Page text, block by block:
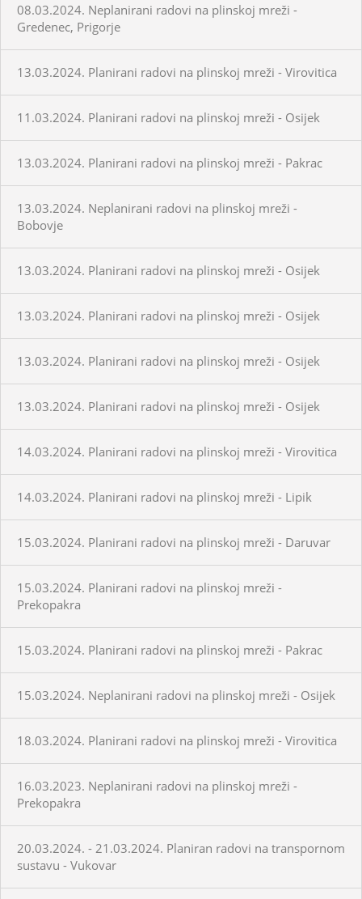
08.03.2024. Neplanirani radovi na plinskoj mreži -
Gredenec, Prigorje
13.03.2024. Planirani radovi na plinskoj mreži - Virovitica
11.03.2024. Planirani radovi na plinskoj mreži - Osijek
13.03.2024. Planirani radovi na plinskoj mreži - Pakrac
13.03.2024. Neplanirani radovi na plinskoj mreži -
Bobovje
13.03.2024. Planirani radovi na plinskoj mreži - Osijek
13.03.2024. Planirani radovi na plinskoj mreži - Osijek
13.03.2024. Planirani radovi na plinskoj mreži - Osijek
13.03.2024. Planirani radovi na plinskoj mreži - Osijek
14.03.2024. Planirani radovi na plinskoj mreži - Virovitica
14.03.2024. Planirani radovi na plinskoj mreži - Lipik
15.03.2024. Planirani radovi na plinskoj mreži - Daruvar
15.03.2024. Planirani radovi na plinskoj mreži -
Prekopakra
15.03.2024. Planirani radovi na plinskoj mreži - Pakrac
15.03.2024. Neplanirani radovi na plinskoj mreži - Osijek
18.03.2024. Planirani radovi na plinskoj mreži - Virovitica
16.03.2023. Neplanirani radovi na plinskoj mreži -
Prekopakra
20.03.2024. - 21.03.2024. Planiran radovi na transpornom
sustavu - Vukovar